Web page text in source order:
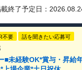
終了予定日：
不要 話を聞きたい応募可
■未経験OK*賞与・昇給